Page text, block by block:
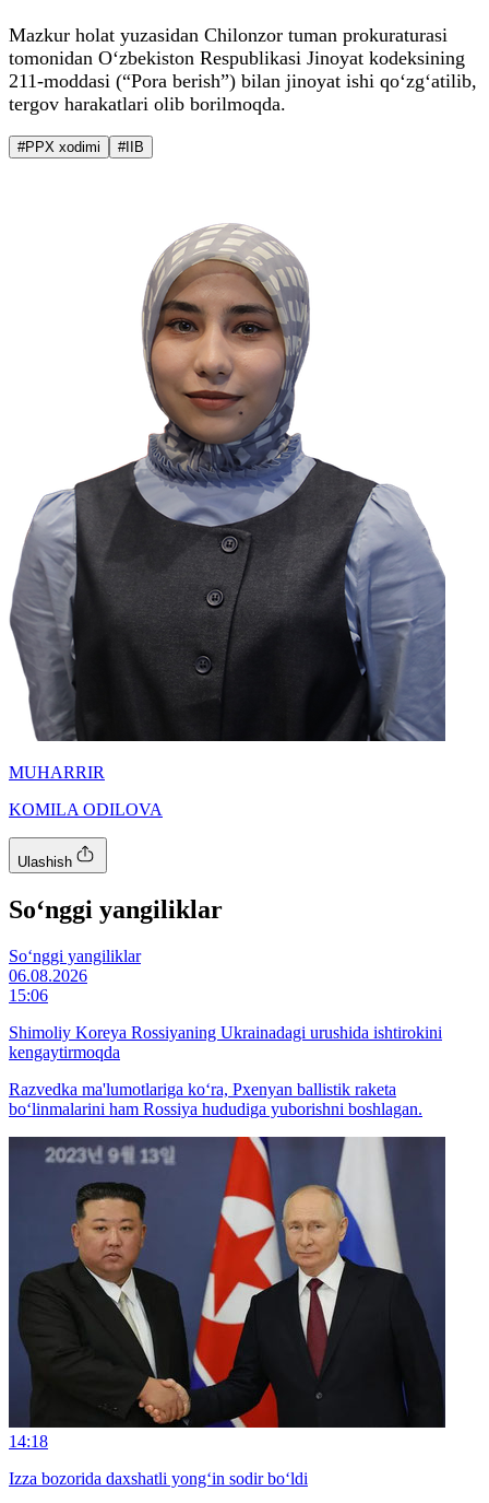
Mazkur holat yuzasidan Chilonzor tuman prokuraturasi
tomonidan O‘zbekiston Respublikasi Jinoyat kodeksining
211-moddasi (“Pora berish”) bilan jinoyat ishi qo‘zg‘atilib,
tergov harakatlari olib borilmoqda.
#PPX xodimi #IIB
MUHARRIR
KOMILA ODILOVA
Ulashish
So‘nggi yangiliklar
So‘nggi yangiliklar
06.08.2026
15:06
Shimoliy Koreya Rossiyaning Ukrainadagi urushida ishtirokini
kengaytirmoqda
Razvedka ma'lumotlariga ko‘ra, Pxenyan ballistik raketa
bo‘linmalarini ham Rossiya hududiga yuborishni boshlagan.
14:18
Izza bozorida daxshatli yong‘in sodir bo‘ldi